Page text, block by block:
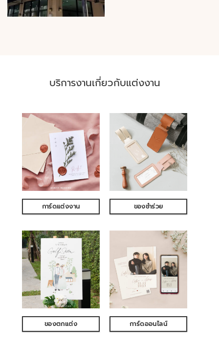
บริการงานเกี่ยวกับแต่งงาน
การ์ดแต่งงาน ของชำร่วย
ของตกแต่ง การ์ดออนไลน์